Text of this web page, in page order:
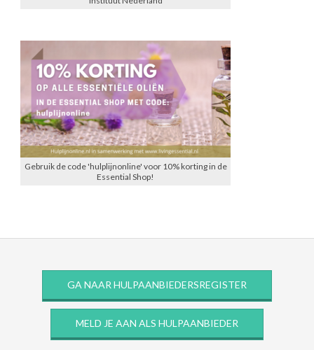
Gebruik de code 'hulplijnonline' voor 10% korting in de
Essential Shop!
GA NAAR HULPAANBIEDERSREGISTER
MELD JE AAN ALS HULPAANBIEDER